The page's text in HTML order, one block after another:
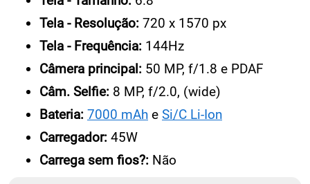
Tela - Resolução: 720 x 1570 px
Tela - Frequência: 144Hz
Câmera principal: 50 MP, f/1.8 e PDAF
Câm. Selfie: 8 MP, f/2.0, (wide)
Bateria: 7000 mAh e Si/C Li-Ion
Carregador: 45W
Carrega sem fios?: Não